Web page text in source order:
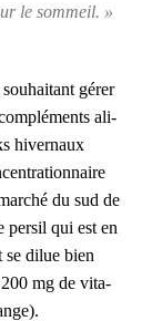
le som­meil. »
gérer
ali­
hiver­naux
du sud de
per­sil qui est en
se dilue bien
200 mg de vita­